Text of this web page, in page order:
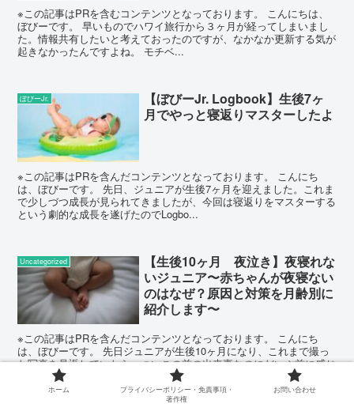
※この記事はPRを含むコンテンツとなっております。 こんにちは、
ぼびーです。 早いものでハワイ旅行から３ヶ月が経ってしまいまし
た。情報共有したいと考えておったのですが、なかなか更新する気が
起きなかったんですよね。 モチベ...
ぼびーJr.
【ぼびーJr. Logbook】生後7ヶ
月でやっと寝返りマスターしたよ
※この記事はPRを含んだコンテンツとなっております。 こんにち
は、ぼびーです。 先日、ジュニアが生後7ヶ月を迎えました。これま
で少しづつ成長が見られてきましたが、今回は寝返りをマスターする
という劇的な成長を遂げたのでLogbo...
Uncategorized
【生後10ヶ月 夜泣き】夜寝れな
いジュニア〜赤ちゃんが夜寝ない
のはなぜ？原因と対策を月齢別に
紹介します〜
※この記事はPRを含んだコンテンツとなっております。 こんにち
は、ぼびーです。 先日ジュニアが生後10ヶ月になり、これまで撮っ
た写真を見返していたら、ついこの前の出来事なのにだいぶ前に感じ
てしまいます。 容姿も数ヶ月前と...
ホーム
プライバシーポリシー・免責事項・
著作権
お問い合わせ